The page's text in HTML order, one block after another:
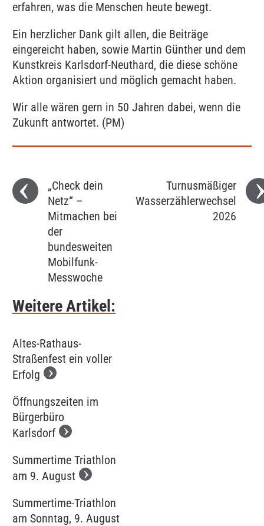
erfahren, was die Menschen heute bewegt.
Ein herzlicher Dank gilt allen, die Beiträge
eingereicht haben, sowie Martin Günther und dem
Kunstkreis Karlsdorf-Neuthard, die diese schöne
Aktion organisiert und möglich gemacht haben.
Wir alle wären gern in 50 Jahren dabei, wenn die
Zukunft antwortet. (PM)
„Check dein
Netz“ –
Mitmachen bei
der
bundesweiten
Mobilfunk-
Messwoche
Turnusmäßiger
Wasserzählerwechsel
2026
Weitere Artikel:
Altes-Rathaus-
Straßenfest ein voller
Erfolg
Öffnungszeiten im
Bürgerbüro
Karlsdorf
Summertime Triathlon
am 9. August
Summertime-Triathlon
am Sonntag, 9. August